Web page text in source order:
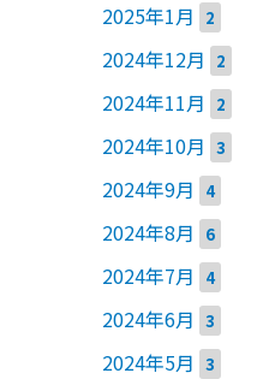
2025年1月 2
2024年12月 2
2024年11月 2
2024年10月 3
2024年9月 4
2024年8月 6
2024年7月 4
2024年6月 3
2024年5月 3